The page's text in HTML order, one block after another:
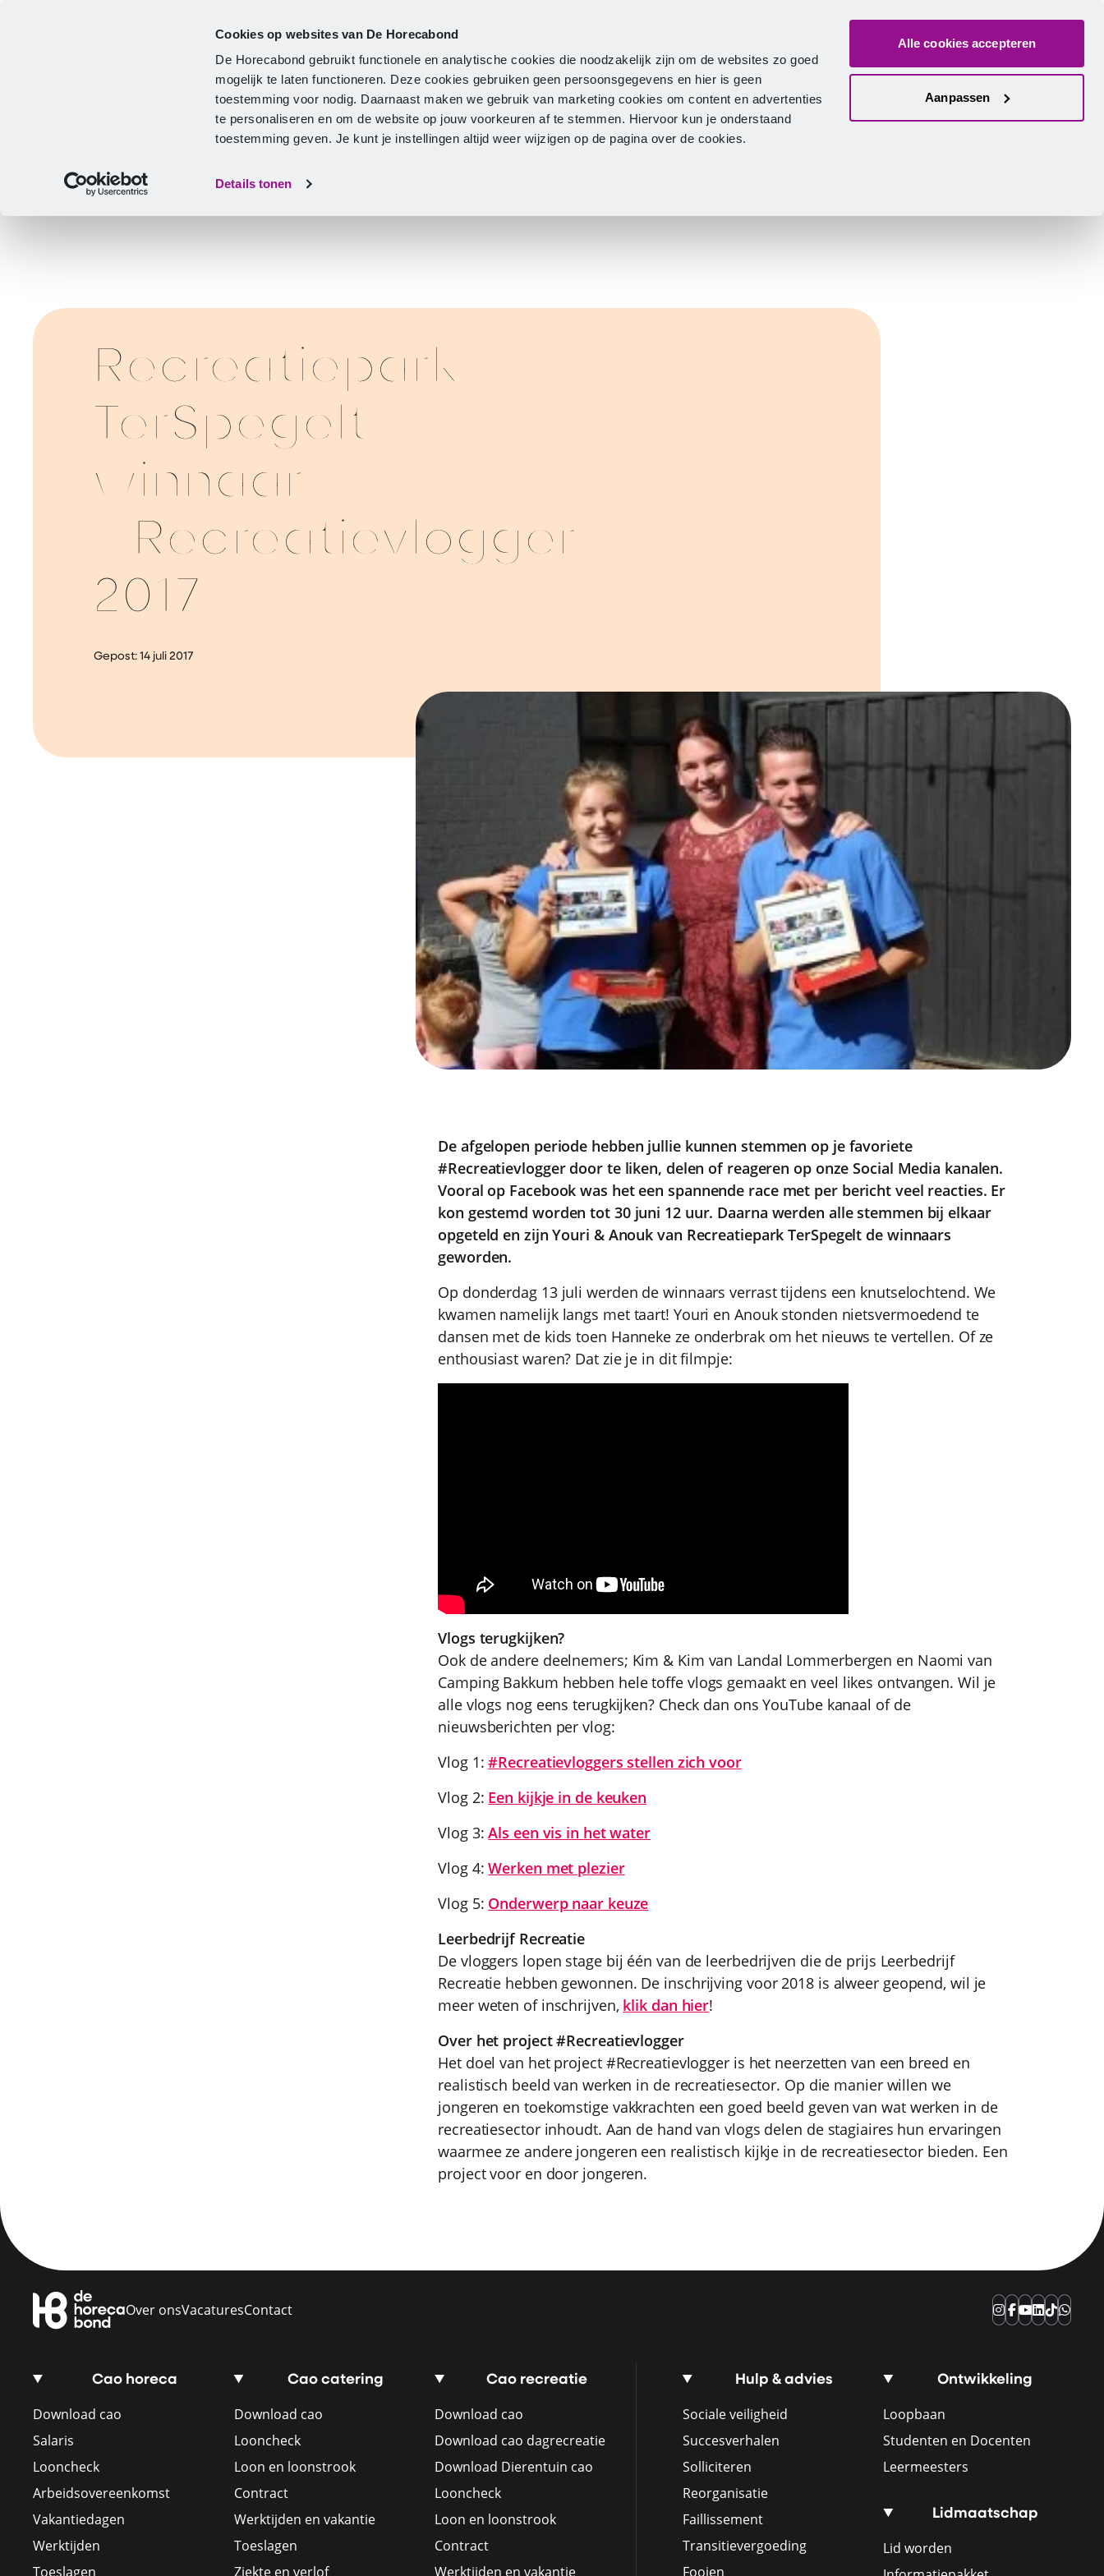
Cookies op websites van De Horecabond
De Horecabond gebruikt functionele en analytische cookies die noodzakelijk zijn om de websites zo goed
mogelijk te laten functioneren. Deze cookies gebruiken geen persoonsgegevens en hier is geen
toestemming voor nodig. Daarnaast maken we gebruik van marketing cookies om content en advertenties
te personaliseren en om de website op jouw voorkeuren af te stemmen. Hiervoor kun je onderstaand
toestemming geven. Je kunt je instellingen altijd weer wijzigen op de pagina over de cookies.
Details tonen
Alle cookies accepteren
Aanpassen
Zoeken
Recreatiepark
TerSpegelt
winnaar
#Recreatievlogger
2017
Gepost: 14 juli 2017
De afgelopen periode hebben jullie kunnen stemmen op je favoriete
#Recreatievlogger door te liken, delen of reageren op onze Social Media kanalen.
Vooral op Facebook was het een spannende race met per bericht veel reacties. Er
kon gestemd worden tot 30 juni 12 uur. Daarna werden alle stemmen bij elkaar
opgeteld en zijn Youri & Anouk van Recreatiepark TerSpegelt de winnaars
geworden.
Op donderdag 13 juli werden de winnaars verrast tijdens een knutselochtend. We
kwamen namelijk langs met taart! Youri en Anouk stonden nietsvermoedend te
dansen met de kids toen Hanneke ze onderbrak om het nieuws te vertellen. Of ze
enthousiast waren? Dat zie je in dit filmpje:
Vlogs terugkijken?
Ook de andere deelnemers; Kim & Kim van Landal Lommerbergen en Naomi van
Camping Bakkum hebben hele toffe vlogs gemaakt en veel likes ontvangen. Wil je
alle vlogs nog eens terugkijken? Check dan ons YouTube kanaal of de
nieuwsberichten per vlog:
Vlog 1:#Recreatievloggers stellen zich voor
Vlog 2: Een kijkje in de keuken
Vlog 3:Als een vis in het water
Vlog 4:Werken met plezier
Vlog 5: Onderwerp naar keuze
Leerbedrijf Recreatie
De vloggers lopen stage bij één van de leerbedrijven die de prijs Leerbedrijf
Recreatie hebben gewonnen. De inschrijving voor 2018 is alweer geopend, wil je
meer weten of inschrijven, klik dan hier!
Over het project #Recreatievlogger
Het doel van het project #Recreatievlogger is het neerzetten van een breed en
realistisch beeld van werken in de recreatiesector. Op die manier willen we
jongeren en toekomstige vakkrachten een goed beeld geven van wat werken in de
recreatiesector inhoudt. Aan de hand van vlogs delen de stagiaires hun ervaringen
waarmee ze andere jongeren een realistisch kijkje in de recreatiesector bieden. Een
project voor en door jongeren.
Over onsVacaturesContact
Cao horeca
Download cao
Salaris
Looncheck
Arbeidsovereenkomst
Vakantiedagen
Werktijden
Toeslagen
Cao catering
Download cao
Looncheck
Loon en loonstrook
Contract
Werktijden en vakantie
Toeslagen
Ziekte en verlof
Cao recreatie
Download cao
Download cao dagrecreatie
Download Dierentuin cao
Looncheck
Loon en loonstrook
Contract
Werktijden en vakantie
Hulp & advies
Sociale veiligheid
Succesverhalen
Solliciteren
Reorganisatie
Faillissement
Transitievergoeding
Fooien
Ontwikkeling
Loopbaan
Studenten en Docenten
Leermeesters
Lidmaatschap
Lid worden
Instagram
Facebook
YouTube
LinkedIn
TikTok